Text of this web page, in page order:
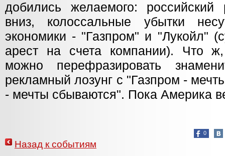
добились желаемого: российский
вниз, колоссальные убытки
экономики - "Газпром" и "Лукойл"
арест на счета компании). Что
можно перефразировать
рекламный лозунг с "Газпром -
- мечты сбываются". Пока Америка
0
Назад к событиям